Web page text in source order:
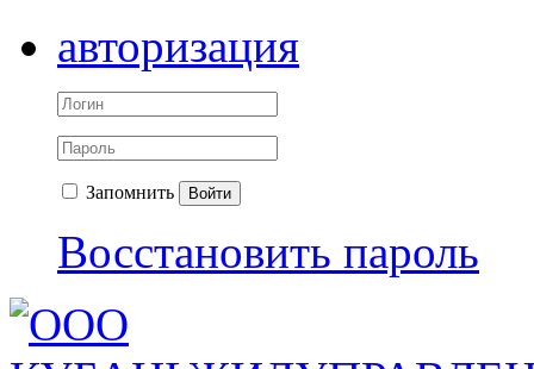
авторизация
Запомнить Войти
Восстановить пароль